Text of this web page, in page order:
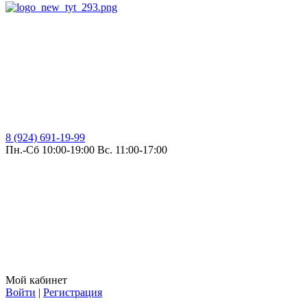
8 (924) 691-19-99
Пн.-Сб 10:00-19:00 Вс. 11:00-17:00
Мой кабинет
Войти | Регистрация